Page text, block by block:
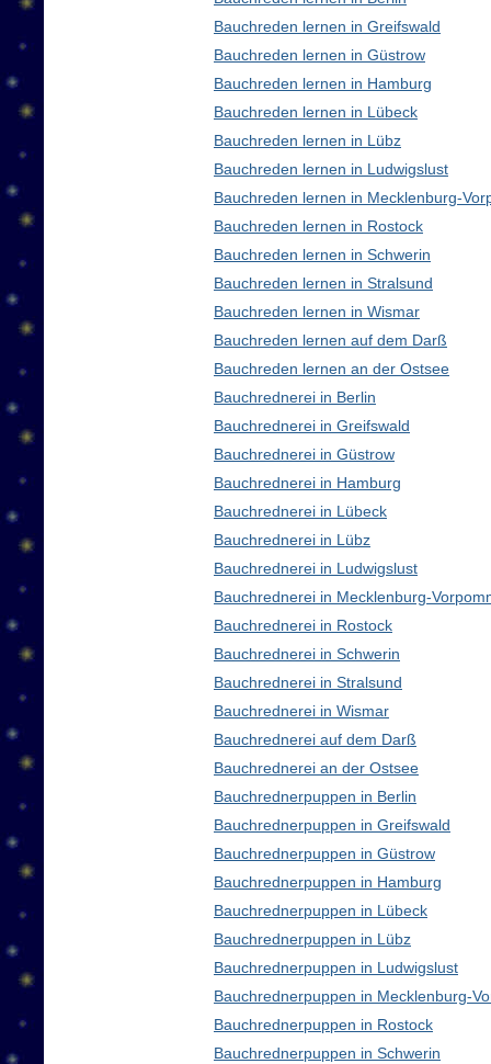
Bauchreden lernen in Greifswald
Bauchreden lernen in Güstrow
Bauchreden lernen in Hamburg
Bauchreden lernen in Lübeck
Bauchreden lernen in Lübz
Bauchreden lernen in Ludwigslust
Bauchreden lernen in Mecklenburg-
Bauchreden lernen in Rostock
Bauchreden lernen in Schwerin
Bauchreden lernen in Stralsund
Bauchreden lernen in Wismar
Bauchreden lernen auf dem Darß
Bauchreden lernen an der Ostsee
Bauchrednerei in Berlin
Bauchrednerei in Greifswald
Bauchrednerei in Güstrow
Bauchrednerei in Hamburg
Bauchrednerei in Lübeck
Bauchrednerei in Lübz
Bauchrednerei in Ludwigslust
Bauchrednerei in Mecklenburg-
Bauchrednerei in Rostock
Bauchrednerei in Schwerin
Bauchrednerei in Stralsund
Bauchrednerei in Wismar
Bauchrednerei auf dem Darß
Bauchrednerei an der Ostsee
Bauchrednerpuppen in Berlin
Bauchrednerpuppen in Greifswald
Bauchrednerpuppen in Güstrow
Bauchrednerpuppen in Hamburg
Bauchrednerpuppen in Lübeck
Bauchrednerpuppen in Lübz
Bauchrednerpuppen in Ludwigslust
Bauchrednerpuppen in Mecklenburg-
Bauchrednerpuppen in Rostock
Bauchrednerpuppen in Schwerin